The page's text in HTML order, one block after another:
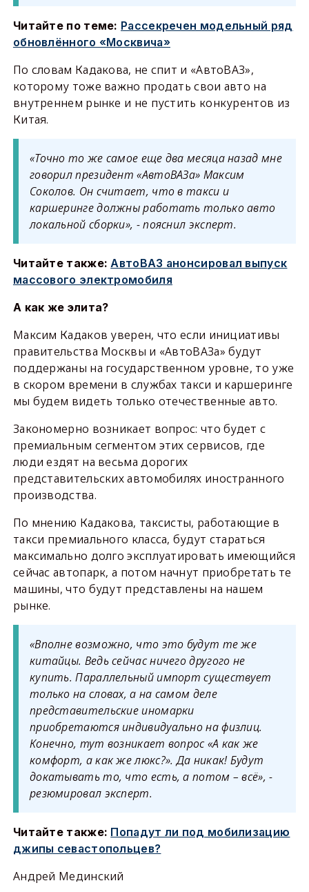
Читайте по теме: Рассекречен модельный ряд
обновлённого «Москвича»
По словам Кадакова, не спит и «АвтоВАЗ»,
которому тоже важно продать свои авто на
внутреннем рынке и не пустить конкурентов из
Китая.
«Точно то же самое еще два месяца назад мне
говорил президент «АвтоВАЗа» Максим
Соколов. Он считает, что в такси и
каршерингедолжны работать только авто
локальной сборки», - пояснил эксперт.
Читайте также:АвтоВАЗ анонсировал выпуск
массового электромобиля
А как же элита?
Максим Кадаков уверен, что если инициативы
правительства Москвы и «АвтоВАЗа» будут
поддержаны на государственном уровне, то уже
в скором времени в службах такси и каршеринге
мы будем видеть только отечественные авто.
Закономерно возникает вопрос: что будет с
премиальным сегментом этих сервисов, где
люди ездят на весьма дорогих
представительских автомобилях иностранного
производства.
По мнению Кадакова, таксисты, работающие в
такси премиального класса, будут стараться
максимально долго эксплуатировать имеющийся
сейчас автопарк, а потом начнут приобретать те
машины, что будут представлены на нашем
рынке.
«Вполне возможно, что это будут те же
китайцы. Ведь сейчас ничего другого не
купить. Параллельный импорт существует
только на словах, а на самом деле
представительские иномарки
приобретаются индивидуально на физлиц.
Конечно, тут возникает вопрос«А как же
комфорт, а как же люкс?». Да никак! Будут
докатывать то, что есть, а потом – всё», -
резюмировал эксперт.
Читайте также: Попадут ли под мобилизацию
джипы севастопольцев?
Андрей Мединский